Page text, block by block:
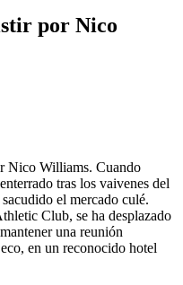
por Nico
Nico Williams. Cuando
tras los vaivenes del
el mercado culé.
Club, se ha desplazado
una reunión
en un reconocido hotel